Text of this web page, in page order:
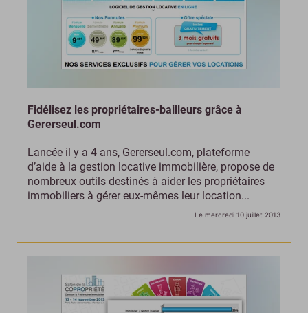
Fidélisez les propriétaires-bailleurs grâce à
Gererseul.com
Lancée il y a 4 ans, Gererseul.com, plateforme
d’aide à la gestion locative immobilière, propose de
nombreux outils destinés à aider les propriétaires
immobiliers à gérer eux-mêmes leur location...
Le mercredi 10 juillet 2013